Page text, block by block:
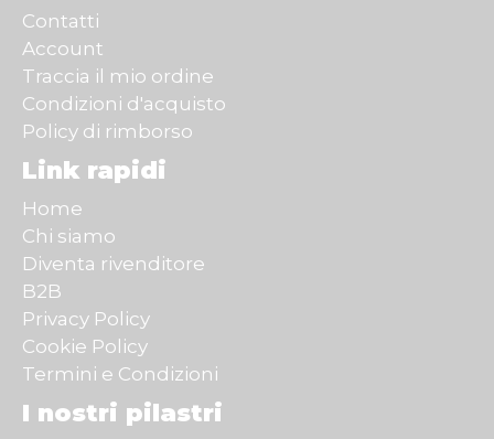
Contatti
Account
Traccia il mio ordine
Condizioni d'acquisto
Policy di rimborso
Link rapidi
Home
Chi siamo
Diventa rivenditore
B2B
Privacy Policy
Cookie Policy
Termini e Condizioni
I nostri pilastri